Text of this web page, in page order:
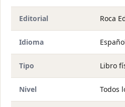
Editorial Roca
Idioma
Tipo Libro
Nivel Todos